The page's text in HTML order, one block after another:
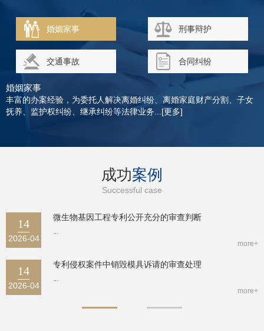
婚姻家事 刑事辩护
交通事故 合同纠纷
婚姻家事
丰富的办案经验，为委托人解决离婚纠纷、离婚家庭财产分割、子女
抚养、监护权纠纷、继承纠纷等法律业务...[更多]
成功案例
Successful case
14
2026-04
微生物基因工程专利公开充分的审查判断
...
more+
14
2026-04
专利侵权案件中销毁模具诉请的审查处理
...
more+